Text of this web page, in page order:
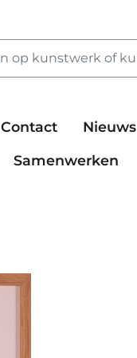
Contact Nieuws
Samenwerken